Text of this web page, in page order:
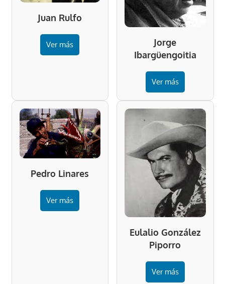
Juan Rulfo
Ver más
Jorge
Ibargüengoitia
Ver más
Pedro Linares
Ver más
Eulalio González
Piporro
Ver más